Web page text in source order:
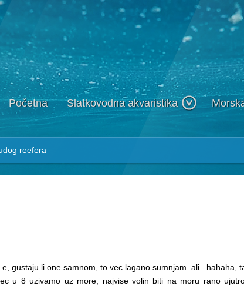
Početna Slatkovodna akvaristika
reefera
gustaju li one samnom, to vec lagano sumnjam..ali...hahaha,
u 8 uzivamo uz more, najvise volin biti na moru rano